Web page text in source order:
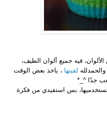
فيه جميع ألوان الطيف،
لقيتها ، ياخذ بعض الوقت
جدًا ^_*
بس استفيدي من فكرة